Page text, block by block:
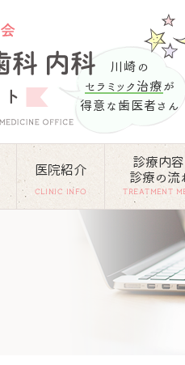
川崎の
セラミック治療 が
得意な歯医者さん
医院紹介
CLINIC INFO
診療内
診療の流
TREATMENT